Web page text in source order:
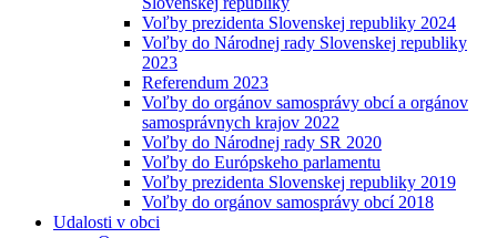
Voľby prezidenta Slovenskej republiky 2024
Voľby do Národnej rady Slovenskej republiky
2023
Referendum 2023
Voľby do orgánov samosprávy obcí a orgánov
samosprávnych krajov 2022
Voľby do Národnej rady SR 2020
Voľby do Európskeho parlamentu
Voľby prezidenta Slovenskej republiky 2019
Voľby do orgánov samosprávy obcí 2018
Udalosti v obci